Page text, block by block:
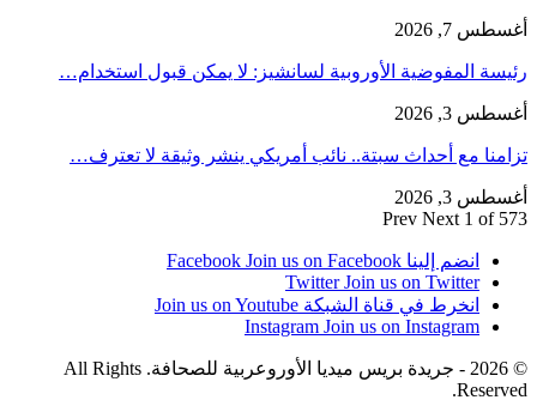
أغسطس 7, 2026
رئيسة المفوضية الأوروبية لسانشيز: لا يمكن قبول استخدام…
أغسطس 3, 2026
تزامنا مع أحداث سبتة.. نائب أمريكي ينشر وثيقة لا تعترف…
أغسطس 3, 2026
Prev Next 1 of 573
انضم إلينا Facebook Join us on Facebook
Twitter Join us on Twitter
انخرط في قناة الشبكة Join us on Youtube
Instagram Join us on Instagram
© 2026 - جريدة بريس ميديا الأوروعربية للصحافة. All Rights
Reserved.